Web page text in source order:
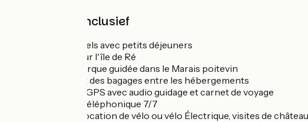
De prijs is inclusief
Nuits en hôtels avec petits déjeuners
Excursion sur l'île de Ré
Balade en barque guidée dans le Marais poitevin
Le transport des bagages entre les hébergements
Application GPS avec audio guidage et carnet de voyage
Assistance téléphonique 7/7
En option : location de vélo ou vélo Électrique, visites de